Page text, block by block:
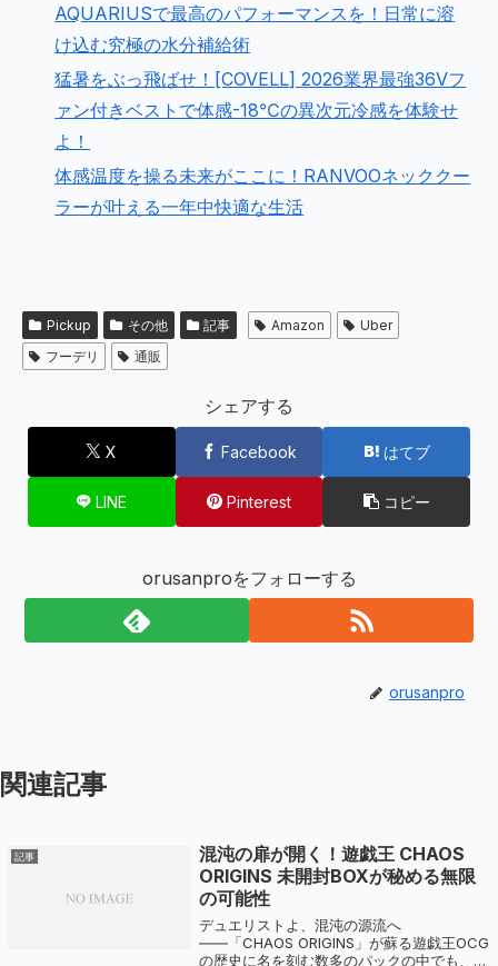
AQUARIUSで最高のパフォーマンスを！日常に溶
け込む究極の水分補給術
猛暑をぶっ飛ばせ！[COVELL] 2026業界最強36Vフ
ァン付きベストで体感-18℃の異次元冷感を体験せ
よ！
体感温度を操る未来がここに！RANVOOネッククー
ラーが叶える一年中快適な生活
Pickup その他 記事 Amazon
Uber
フーデリ
通販
シェアする
X Facebook はてブ
LINE Pinterest コピー
orusanproをフォローする
orusanpro
関連記事
記事
混沌の扉が開く！遊戯王 CHAOS
ORIGINS 未開封BOXが秘める無限
の可能性
デュエリストよ、混沌の源流へ
――「CHAOS ORIGINS」が蘇る遊戯王OCG
の歴史に名を刻む数多のパックの中でも、そ